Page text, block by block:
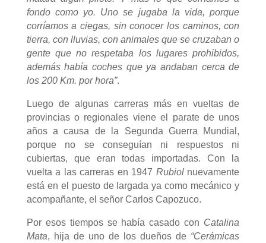
fondo como yo. Uno se jugaba la vida, porque
corríamos a ciegas, sin conocer los caminos, con
tierra, con lluvias, con animales que se cruzaban o
gente que no respetaba los lugares prohibidos,
además había coches que ya andaban cerca de
los 200 Km. por hora”.
Luego de algunas carreras más en vueltas de
provincias o regionales viene el parate de unos
años a causa de la Segunda Guerra Mundial,
porque no se conseguían ni respuestos ni
cubiertas, que eran todas importadas. Con la
vuelta a las carreras en 1947 Rubiolnuevamente
está en el puesto de largada ya como mecánico y
acompañante, el señor Carlos Capozuco.
Por esos tiempos se había casado con Catalina
Mata, hija de uno de los dueños de “Cerámicas